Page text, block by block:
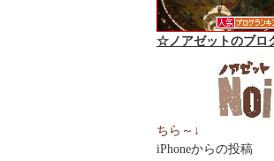
☆ノアゼットのブロ
ちら～↓
iPhoneからの投稿